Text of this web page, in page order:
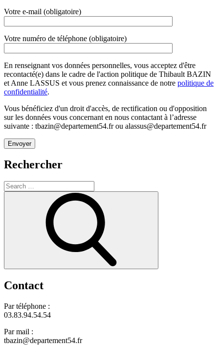
Votre e-mail (obligatoire)
Votre numéro de téléphone (obligatoire)
En renseignant vos données personnelles, vous acceptez d'être
recontacté(e) dans le cadre de l'action politique de Thibault BAZIN
et Anne LASSUS et vous prenez connaissance de notre politique de
confidentialité.
Vous bénéficiez d'un droit d'accès, de rectification ou d'opposition
sur les données vous concernant en nous contactant à l’adresse
suivante : tbazin@departement54.fr ou alassus@departement54.fr
Rechercher
Search
for:
Contact
Par téléphone :
03.83.94.54.54
Par mail :
tbazin@departement54.fr